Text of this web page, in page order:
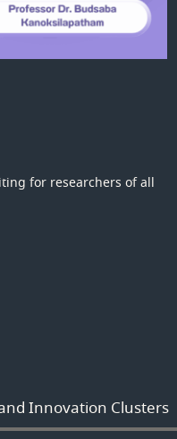
for researchers of all
Innovation Clusters